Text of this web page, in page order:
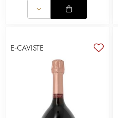
E-CAVISTE